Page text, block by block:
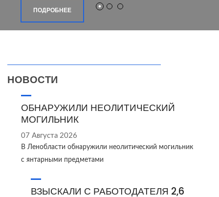
ПОДРОБНЕЕ
НОВОСТИ
ОБНАРУЖИЛИ НЕОЛИТИЧЕСКИЙ
МОГИЛЬНИК
07 Августа 2026
В Ленобласти обнаружили неолитический могильник
с янтарными предметами
ВЗЫСКАЛИ С РАБОТОДАТЕЛЯ 2,6